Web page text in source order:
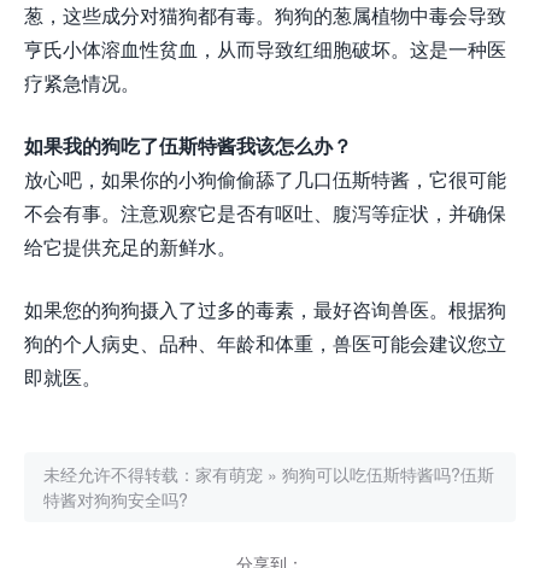
葱，这些成分对猫狗都有毒。狗狗的葱属植物中毒会导致
亨氏小体溶血性贫血，从而导致红细胞破坏。这是一种医
疗紧急情况。
如果我的狗吃了伍斯特酱我该怎么办？
放心吧，如果你的小狗偷偷舔了几口伍斯特酱，它很可能
不会有事。注意观察它是否有呕吐、腹泻等症状，并确保
给它提供充足的新鲜水。
如果您的狗狗摄入了过多的毒素，最好咨询兽医。根据狗
狗的个人病史、品种、年龄和体重，兽医可能会建议您立
即就医。
未经允许不得转载： 家有萌宠 » 狗狗可以吃伍斯特酱吗?伍斯
特酱对狗狗安全吗?
分享到：